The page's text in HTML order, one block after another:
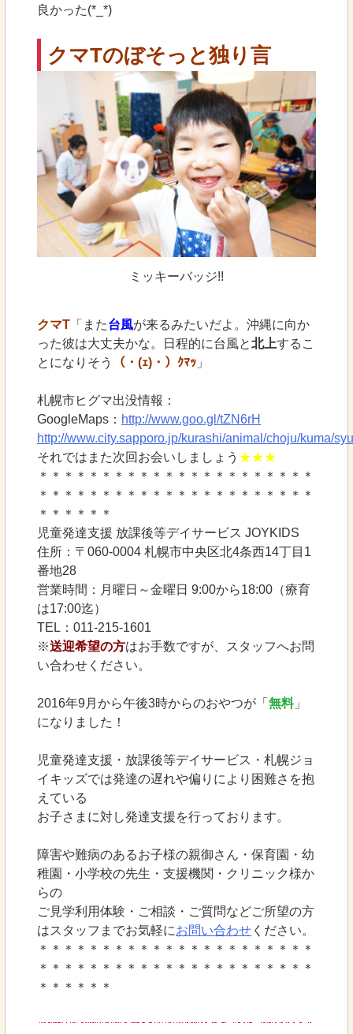
良かった(*_*)
クマTのぼそっと独り言
ミッキーバッジ!!
クマT 「また台風が来るみたいだよ。沖縄に向か
った彼は大丈夫かな。日程的に台風と北上するこ
とになりそう
（・(ｪ)・）ｸﾏｯ 」
札幌市ヒグマ出没情報：
GoogleMaps： http://www.goo.gl/tZN6rH
http://www.city.sapporo.jp/kurashi/animal/choju/kuma/
それではまた次回お会いしましょう ★★★
＊＊＊＊＊＊＊＊＊＊＊＊＊＊＊＊＊＊＊＊＊＊
＊＊＊＊＊＊＊＊＊＊＊＊＊＊＊＊＊＊＊＊＊＊
＊＊＊＊＊＊
児童発達支援 放課後等デイサービス JOYKIDS
住所：〒060-0004 札幌市中央区北4条西14丁目1
番地28
営業時間：月曜日～金曜日 9:00から18:00（療育
は17:00迄）
TEL：011-215-1601
※送迎希望の方はお手数ですが、スタッフへお問
い合わせください。
2016年9月から午後3時からのおやつが「 無料」
になりました！
児童発達支援・放課後等デイサービス・札幌ジョ
イキッズでは発達の遅れや偏りにより困難さを抱
えている
お子さまに対し発達支援を行っております。
障害や難病のあるお子様の親御さん・保育園・幼
稚園・小学校の先生・支援機関・クリニック様か
らの
ご見学利用体験・ご相談・ご質問などご所望の方
はスタッフまでお気軽にお問い合わせ ください。
＊＊＊＊＊＊＊＊＊＊＊＊＊＊＊＊＊＊＊＊＊＊
＊＊＊＊＊＊＊＊＊＊＊＊＊＊＊＊＊＊＊＊＊＊
＊＊＊＊＊＊